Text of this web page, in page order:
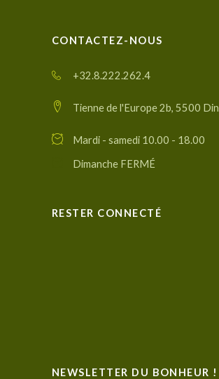
CONTACTEZ-NOUS
+32.8.222.262.4
Tienne de l'Europe 2b, 5500
Mardi - samedi 10.00 - 18.00
Dimanche FERMÉ
RESTER CONNECTÉ
NEWSLETTER DU BONHEUR !